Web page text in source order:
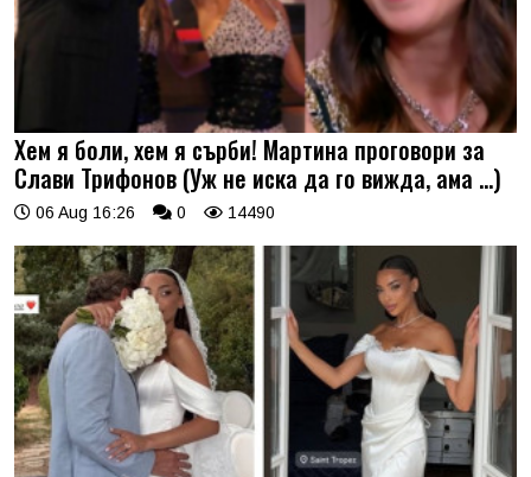
Хем я боли, хем я сърби! Мартина проговори за
Слави Трифонов (Уж не иска да го вижда, ама …)
06 Aug 16:26 0 14490